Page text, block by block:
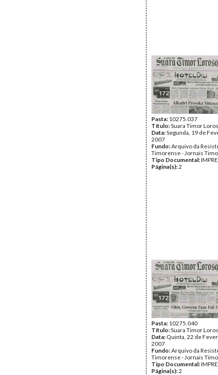
Pasta: 10275.037
Título:Suara Timor
Data:Segunda, 19 de
2007
Fundo:Arquivo da
Timorense - Jornais
Tipo Documental:
Página(s):2
Pasta: 10275.040
Título:Suara Timor
Data: Quinta, 22 de
2007
Fundo:Arquivo da
Timorense - Jornais
Tipo Documental:
Página(s):2